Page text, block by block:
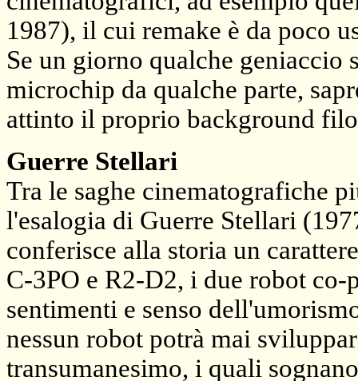
1987), il cui remake è da poco
Se un giorno qualche
microchip da qualche parte,
attinto il proprio background
Guerre Stellari
Tra le saghe cinematografiche
l'esalogia di Guerre Stellari
conferisce alla storia un
C-3PO e R2-D2, i due robot
sentimenti e senso
nessun robot potrà mai
transumanesimo, i quali